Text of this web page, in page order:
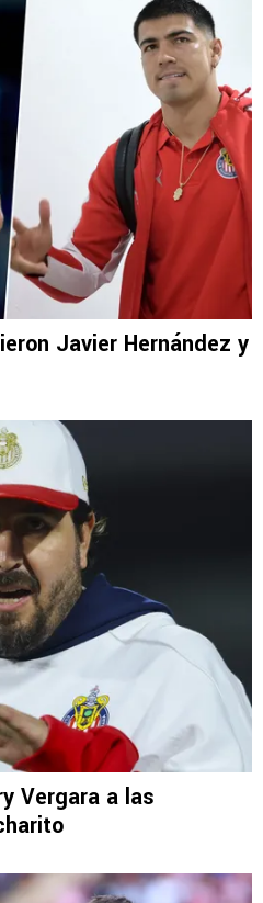
Javier Hernández y
Vergara a las